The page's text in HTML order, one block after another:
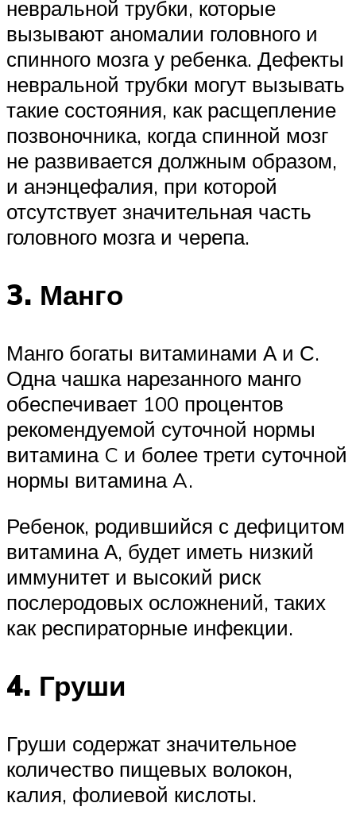
невральной трубки, которые
вызывают аномалии головного и
спинного мозга у ребенка. Дефекты
невральной трубки могут вызывать
такие состояния, как расщепление
позвоночника, когда спинной мозг
не развивается должным образом,
и анэнцефалия, при которой
отсутствует значительная часть
головного мозга и черепа.
3. Манго
Манго богаты витаминами А и С.
Одна чашка нарезанного манго
обеспечивает 100 процентов
рекомендуемой суточной нормы
витамина C и более трети суточной
нормы витамина A.
Ребенок, родившийся с дефицитом
витамина А, будет иметь низкий
иммунитет и высокий риск
послеродовых осложнений, таких
как респираторные инфекции.
4. Груши
Груши содержат значительное
количество пищевых волокон,
калия, фолиевой кислоты.